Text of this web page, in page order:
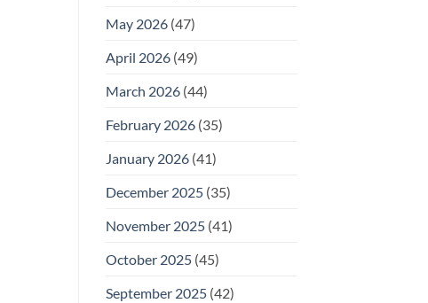
May 2026(47)
April 2026(49)
March 2026(44)
February 2026(35)
January 2026(41)
December 2025(35)
November 2025(41)
October 2025(45)
September 2025(42)